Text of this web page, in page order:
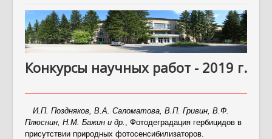
Главная
Институт
Наука
Образование
Диссертационный совет
Разработки
Вакансии
Конкурсы научных работ - 2019 г.
И.П. Поздняков, В.А. Саломатова, В.П. Гривин, В.Ф.
Плюснин, Н.М. Бажин и др.
, Фотодеградация гербицидов в
присутствии природных фотосенсибилизаторов.